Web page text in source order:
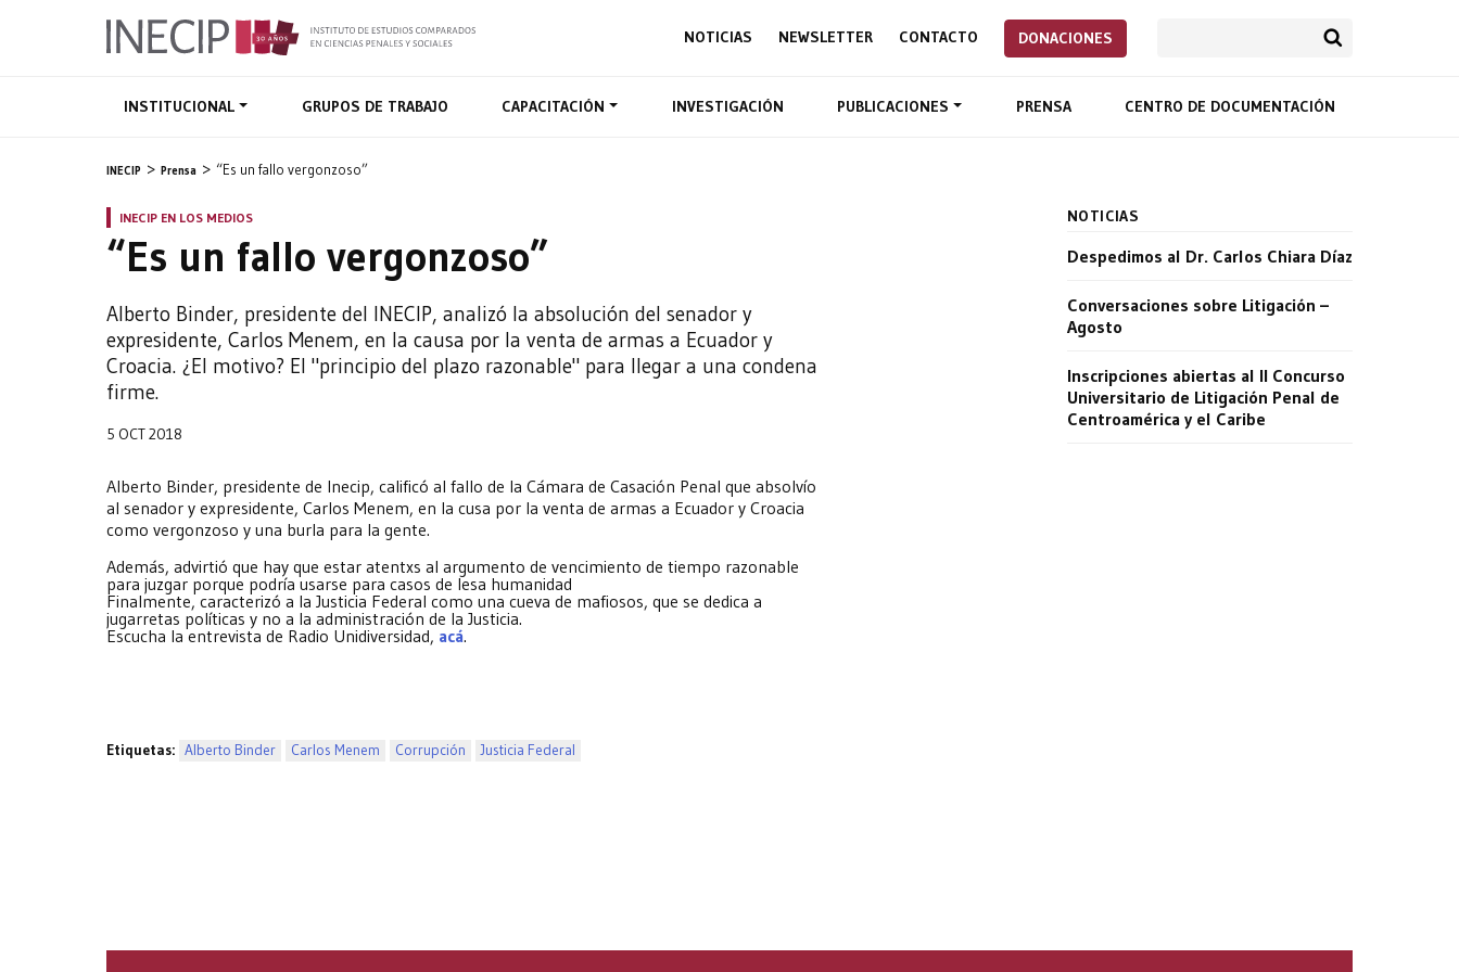
NOTICIAS NEWSLETTER CONTACTO DONACIONES
INSTITUCIONAL GRUPOS DE TRABAJO CAPACITACIÓN INVESTIGACIÓN PUBLICACIONES PRENSA CENTRO DE DOCUMENTACIÓN
INECIP Prensa “Es un fallo vergonzoso”
INECIP EN LOS MEDIOS
“Es un fallo vergonzoso”
Alberto Binder, presidente del INECIP, analizó la absolución del senador y
expresidente, Carlos Menem, en la causa por la venta de armas a Ecuador y
Croacia. ¿El motivo? El "principio del plazo razonable" para llegar a una condena
firme.
5 OCT 2018
Alberto Binder, presidente de Inecip, calificó al fallo de la Cámara de Casación Penal que absolvío
al senador y expresidente, Carlos Menem, en la cusa por la venta de armas a Ecuador y Croacia
como vergonzoso y una burla para la gente.
Además, advirtió que hay que estar atentxs al argumento de vencimiento de tiempo razonable
para juzgar porque podría usarse para casos de lesa humanidad
Finalmente, caracterizó a la Justicia Federal como una cueva de mafiosos, que se dedica a
jugarretas políticas y no a la administración de la Justicia.
Escucha la entrevista de Radio Unidiversidad, acá.
Etiquetas: Alberto Binder Carlos Menem Corrupción Justicia Federal
NOTICIAS
Despedimos al Dr. Carlos Chiara Díaz
Conversaciones sobre Litigación –
Agosto
Inscripciones abiertas al II Concurso
Universitario de Litigación Penal de
Centroamérica y el Caribe